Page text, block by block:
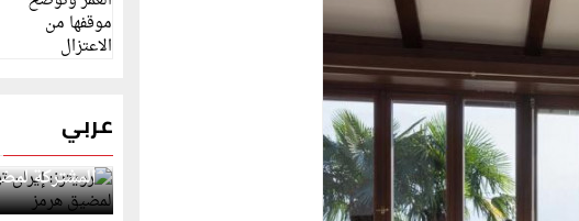
عربي
رويترز:
المشتركة